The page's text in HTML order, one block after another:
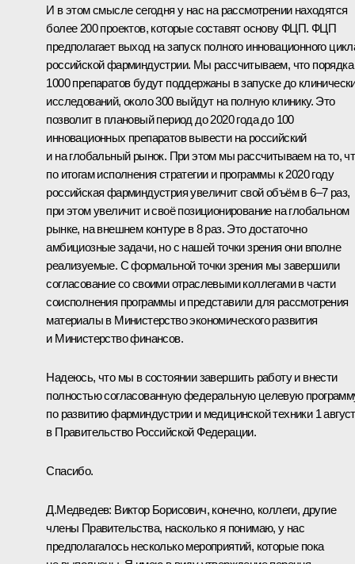
И в этом смысле сегодня у нас на рассмотрении находятся
более 200 проектов, которые составят основу ФЦП. ФЦП
предполагает выход на запуск полного инновационного
российской фарминдустрии. Мы рассчитываем, что порядка
1000 препаратов будут поддержаны в запуске до
исследований, около 300 выйдут на полную клинику. Это
позволит в плановый период до 2020 года до 100
инновационных препаратов вывести на российский
и на глобальный рынок. При этом мы рассчитываем на то,
по итогам исполнения стратегии и программы к 2020 году
российская фарминдустрия увеличит свой объём в 6–7 раз,
при этом увеличит и своё позиционирование на глобальном
рынке, на внешнем контуре в 8 раз. Это достаточно
амбициозные задачи, но с нашей точки зрения они вполне
реализуемые. С формальной точки зрения мы завершили
согласование со своими отраслевыми коллегами в части
соисполнения программы и представили для рассмотрения
материалы в Министерство экономического развития
и Министерство финансов.
Надеюсь, что мы в состоянии завершить работу и внести
полностью согласованную федеральную целевую
по развитию фарминдустрии и медицинской техники 1
в Правительство Российской Федерации.
Спасибо.
Д.Медведев: Виктор Борисович, конечно, коллеги, другие
члены Правительства, насколько я понимаю, у нас
предполагалось несколько мероприятий, которые пока